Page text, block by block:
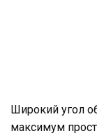
Широкий угол
максимум